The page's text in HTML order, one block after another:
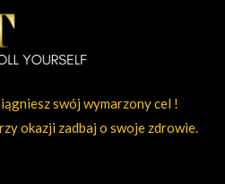
swój wymarzony cel !
okazji zadbaj o swoje zdrowie.